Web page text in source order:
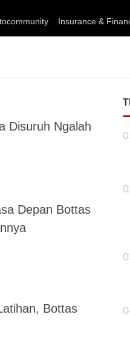
Insurance &
Disuruh Ngalah
Depan Bottas
Bottas